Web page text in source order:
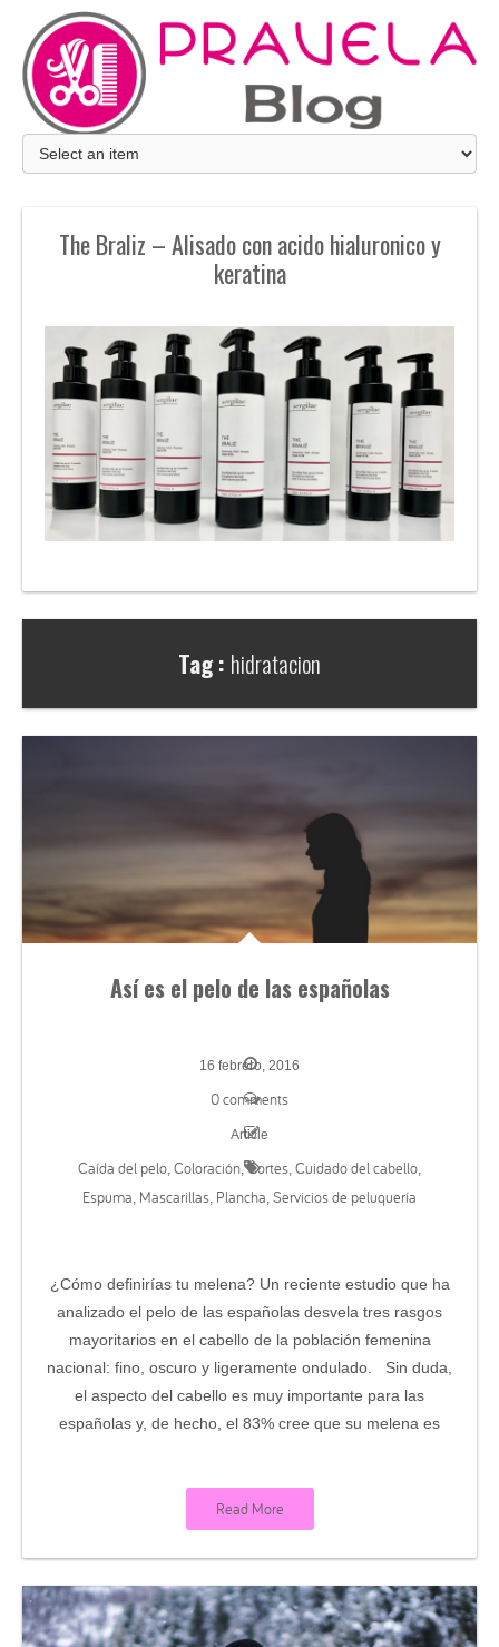
The Braliz – Alisado con acido hialuronico y
keratina
Tag : hidratacion
Así es el pelo de las españolas
16 febrero, 2016
0 comments
Article
Caída del pelo, Coloración,Cortes, Cuidado del cabello,
Espuma, Mascarillas, Plancha, Servicios de peluquería
¿Cómo definirías tu melena? Un reciente estudio que ha
analizado el pelo de las españolas desvela tres rasgos
mayoritarios en el cabello de la población femenina
nacional: fino, oscuro y ligeramente ondulado. Sin duda,
el aspecto del cabello es muy importante para las
españolas y, de hecho, el 83% cree que su melena es
Read More